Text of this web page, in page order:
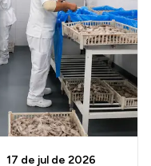
17 de jul de 2026